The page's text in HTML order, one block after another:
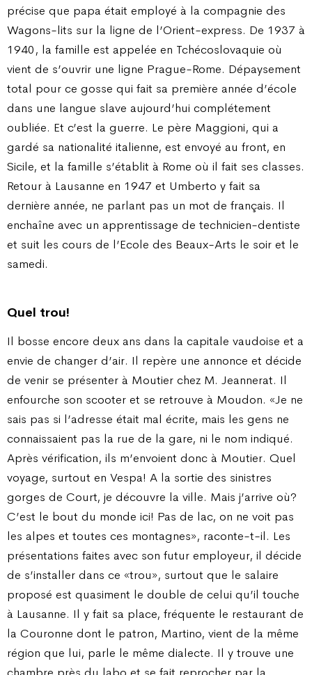
précise que papa était employé à la compagnie des
Wagons-lits sur la ligne de l’Orient-express. De 1937 à
1940, la famille est appelée en Tchécoslovaquie où
vient de s’ouvrir une ligne Prague-Rome. Dépaysement
total pour ce gosse qui fait sa première année d’école
dans une langue slave aujourd’hui complétement
oubliée. Et c’est la guerre. Le père Maggioni, qui a
gardé sa nationalité italienne, est envoyé au front, en
Sicile, et la famille s’établit à Rome où il fait ses classes.
Retour à Lausanne en 1947 et Umberto y fait sa
dernière année, ne parlant pas un mot de français. Il
enchaîne avec un apprentissage de technicien-dentiste
et suit les cours de l’Ecole des Beaux-Arts le soir et le
samedi.
Quel trou!
Il bosse encore deux ans dans la capitale vaudoise et a
envie de changer d’air. Il repère une annonce et décide
de venir se présenter à Moutier chez M. Jeannerat. Il
enfourche son scooter et se retrouve à Moudon. «Je ne
sais pas si l’adresse était mal écrite, mais les gens ne
connaissaient pas la rue de la gare, ni le nom indiqué.
Après vérification, ils m’envoient donc à Moutier. Quel
voyage, surtout en Vespa! A la sortie des sinistres
gorges de Court, je découvre la ville. Mais j’arrive où?
C’est le bout du monde ici! Pas de lac, on ne voit pas
les alpes et toutes ces montagnes», raconte-t-il. Les
présentations faites avec son futur employeur, il décide
de s’installer dans ce «trou», surtout que le salaire
proposé est quasiment le double de celui qu’il touche
à Lausanne. Il y fait sa place, fréquente le restaurant de
la Couronne dont le patron, Martino, vient de la même
région que lui, parle le même dialecte. Il y trouve une